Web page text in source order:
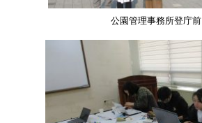
公園管理事務所登庁前